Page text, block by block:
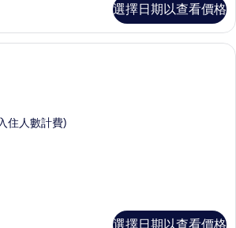
選擇日期以查看價格
开放式園景套房 | 迷你吧、客房內保
住人數計費)
選擇日期以查看價格